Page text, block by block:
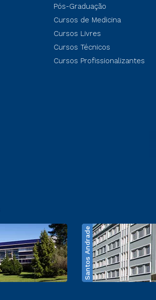
Pós-Graduação
Cursos de Medicina
Cursos Livres
Cursos Técnicos
Cursos Profissionalizantes
Santos Andrade